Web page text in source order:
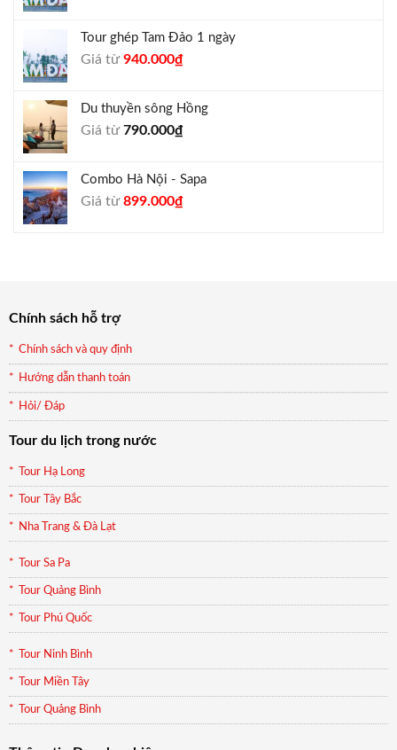
1.800.000₫. là:
Tour ghép Tam Đảo 1 ngày
Giá từGiá
1.000.000₫.
940.000₫Giá
là:
Du thuyền sông Hồng
Giá từ790.000₫
Combo Hà Nội - Sapa
Giá từGiá
899.000₫Giá
Chính sách hỗ trợ
Chính sách và quy định
Hướng dẫn thanh toán
Hỏi/ Đáp
Tour du lịch trong nước
Tour Hạ Long
Tour Tây Bắc
Nha Trang & Đà Lạt
Tour Sa Pa
Tour Quảng Bình
Tour Phú Quốc
Tour Ninh Bình
Tour Miền Tây
Tour Quảng Bình